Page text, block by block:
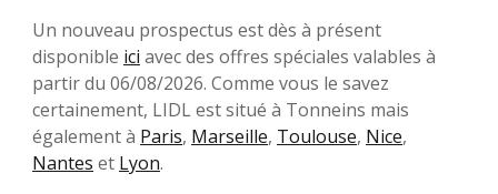
Un nouveau prospectus est dès à présent
disponible ici avec des offres spéciales valables à
partir du 06/08/2026. Comme vous le savez
certainement, LIDL est situé à Tonneins mais
également à Paris, Marseille, Toulouse, Nice,
Nantes et Lyon.